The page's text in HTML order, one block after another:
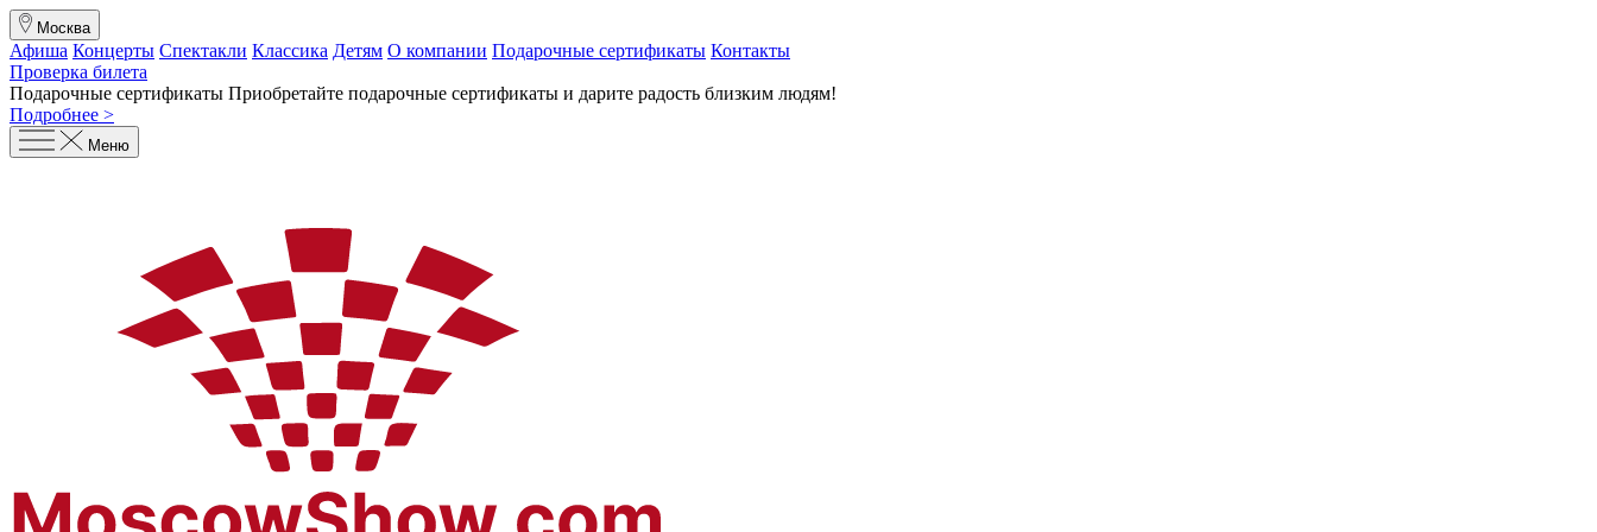
Москва
Афиша Концерты Спектакли Классика Детям О компании Подарочные сертификаты Контакты
Проверка билета
Подарочные сертификаты Приобретайте подарочные сертификаты и дарите радость близким людям!
Подробнее >
Меню